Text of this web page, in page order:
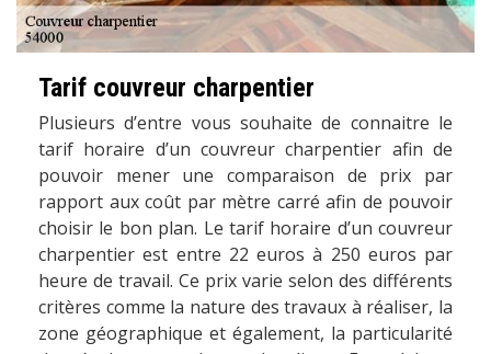
Tarif couvreur charpentier
Plusieurs d’entre vous souhaite de connaitre le
tarif horaire d’un couvreur charpentier afin de
pouvoir mener une comparaison de prix par
rapport aux coût par mètre carré afin de pouvoir
choisir le bon plan. Le tarif horaire d’un couvreur
charpentier est entre 22 euros à 250 euros par
heure de travail. Ce prix varie selon des différents
critères comme la nature des travaux à réaliser, la
zone géographique et également, la particularité